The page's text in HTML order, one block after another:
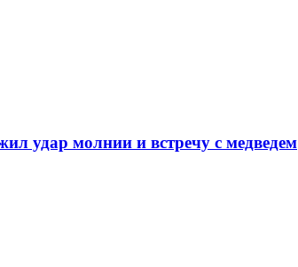
удар молнии и встречу с медведем